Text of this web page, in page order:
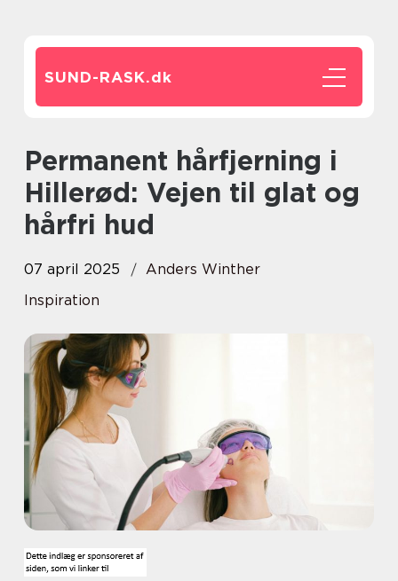
SUND-RASK.dk
Permanent hårfjerning i
Hillerød: Vejen til glat og
hårfri hud
07 april 2025
Anders Winther
Inspiration